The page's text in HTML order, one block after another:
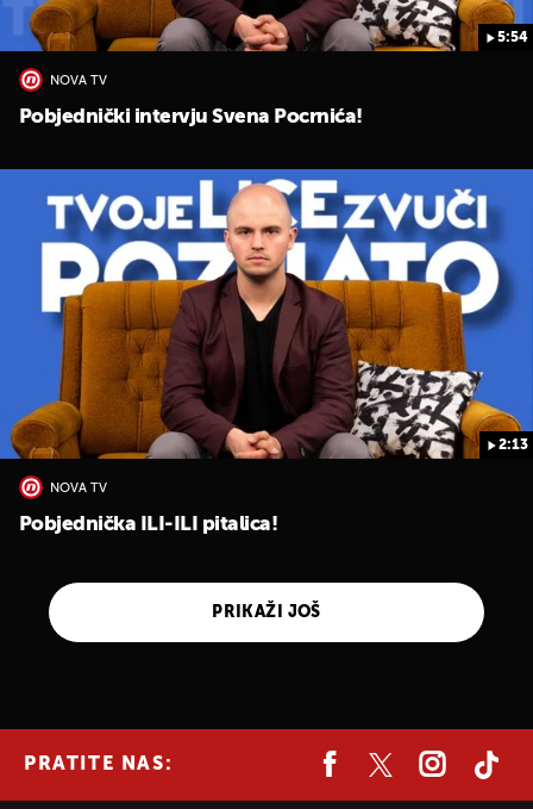
5:54
NOVA TV
Pobjednički intervju Svena Pocrnića!
2:13
NOVA TV
Pobjednička ILI-ILI pitalica!
PRIKAŽI JOŠ
PRATITE NAS: